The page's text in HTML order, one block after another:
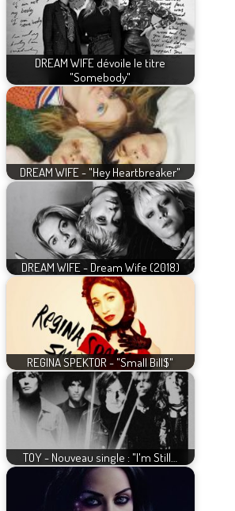
DREAM WIFE dévoile le titre
"Somebody"
DREAM WIFE - "Hey Heartbreaker"
DREAM WIFE - Dream Wife (2018)
REGINA SPEKTOR - "Small Bill$"
TOY - Nouveau single : "I'm Still…